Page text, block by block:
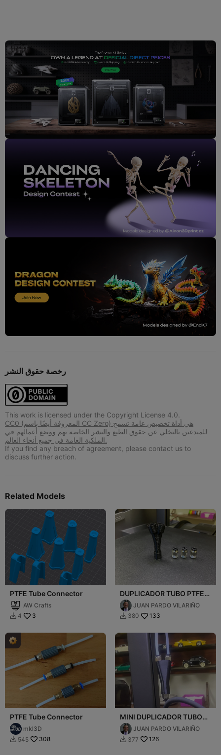
رخصة حقوق النشر
This work is licensed under the Copyright License 4.0.
CC0 (المعروفة أيضًا باسم CC Zero) هي أداة تخصيص عامة تسمح
للمبدعين بالتخلي عن حقوق الطبع والنشر الخاصة بهم ووضع أعمالهم في
الملكية العامة في جميع أنحاء العالم.
If you find any breach of agreement, please contact us to
discuss further action.
Related Models
PTFE Tube Connector
AW Crafts
 4 3
DUPLICADOR TUBO PTFE
ENTRADA
JUAN PARDO VILARIÑO
 380 133
PTFE Tube Connector
mkl3D
 545 308
MINI DUPLICADOR TUBOS
PTFEJUAN PARDO VILARIÑO
 377 126